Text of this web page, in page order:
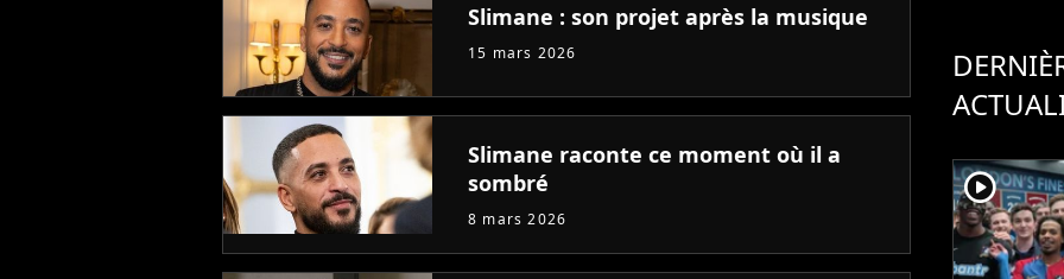
Slimane : son projet après la musique
15 mars 2026
Slimane raconte ce moment où il a
sombré
8 mars 2026
player2